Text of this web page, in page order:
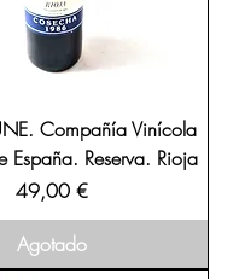
Compañía Vinícola
España. Reserva. Rioja
Precio
49,00 €
Agotado